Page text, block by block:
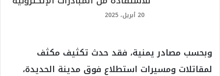
20 أبريل، 2025
وبحسب مصادر يمنية، فقد حدث تكثيف مكثف
لمقاتلات ومسيرات استطلاع فوق مدينة الحديدة،